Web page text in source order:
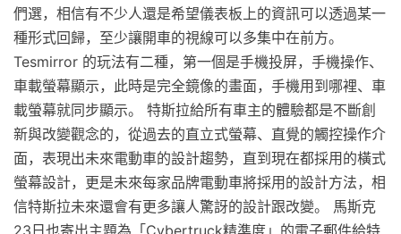
們選，相信有不少人還是希望儀表板上的資訊可以透過某一
種形式回歸，至少讓開車的視線可以多集中在前方。
Tesmirror 的玩法有二種，第一個是手機投屏，手機操作、
車載螢幕顯示，此時是完全鏡像的畫面，手機用到哪裡、車
載螢幕就同步顯示。 特斯拉給所有車主的體驗都是不斷創
新與改變觀念的，從過去的直立式螢幕、直覺的觸控操作介
面，表現出未來電動車的設計趨勢，直到現在都採用的橫式
螢幕設計，更是未來每家品牌電動車將採用的設計方法，相
信特斯拉未來還會有更多讓人驚訝的設計跟改變。 馬斯克